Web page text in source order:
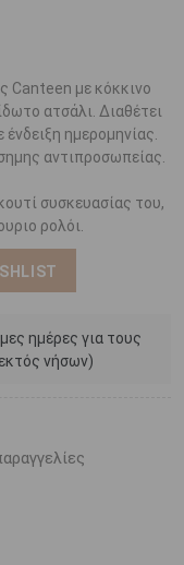
Canteen με κόκκινο
ατσάλι. Διαθέτει
ημερομηνίας.
αντιπροσωπείας.
συσκευασίας του,
ρολόι.
ημέρες για τους
νήσων)